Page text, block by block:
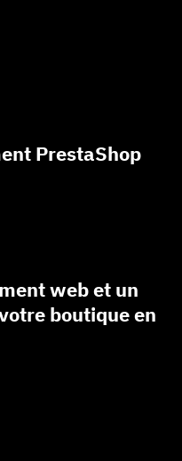
PrestaShop
web et un
boutique en